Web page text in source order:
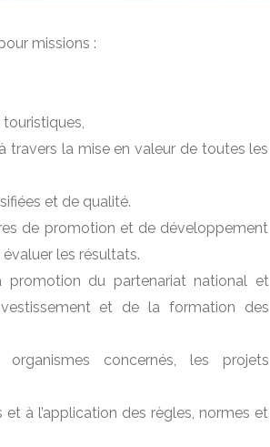
missions :
travers la mise en valeur de toutes les
et de qualité.
de promotion et de développement
les résultats.
promotion du partenariat national et
et de la formation des
concernés, les projets
à l’application des règles, normes et